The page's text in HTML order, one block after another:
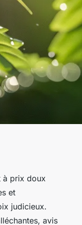
à prix doux
et
judicieux.
avis